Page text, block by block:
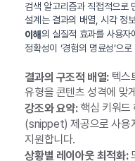
검색 알고리즘과 직접적으로
설계는 결과의 배열, 시각 정
이해의 실질적 효과를 사용자
정확성이 ‘경험의 명료성’으
결과의 구조적 배열:텍스
유형을 콘텐츠 성격에 맞
강조와 요약:핵심 키워드
(snippet) 제공으로 사용
지원합니다.
상황별 레이아웃 최적화: